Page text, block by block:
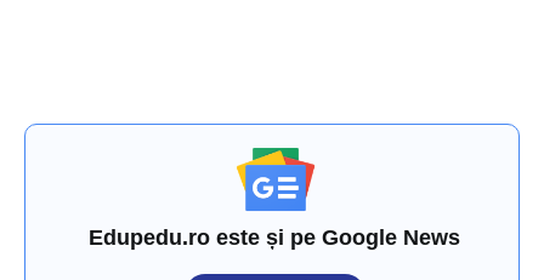
Edupedu.ro este și pe Google News